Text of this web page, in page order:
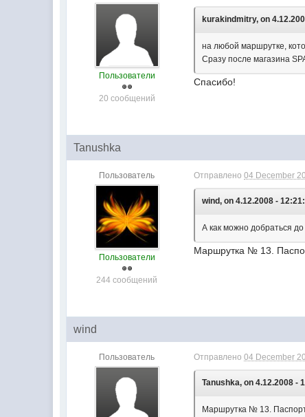
Пользователи
20 сообщений
kurakindmitry, on
на любой маршрутке,
Сразу после магазина
Спасибо!
Tanushka
Пользователь
Пользователи
244 сообщений
Отправлено04 December
wind, on 4.12.2008 - 12:21:
А как можно добраться
Маршрутка № 13.
wind
Пользователь Отправлено04 December
Tanushka, on 4.12.2008 -
Маршрутка № 13.